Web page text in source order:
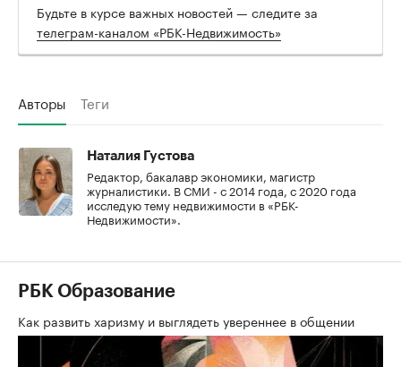
Будьте в курсе важных новостей — следите за
телеграм-каналом «РБК-Недвижимость»
Авторы Теги
Наталия Густова
Редактор, бакалавр экономики, магистр
журналистики. В СМИ - с 2014 года, с 2020 года
исследую тему недвижимости в «РБК-
Недвижимости».
РБК Образование
Как развить харизму и выглядеть увереннее в общении